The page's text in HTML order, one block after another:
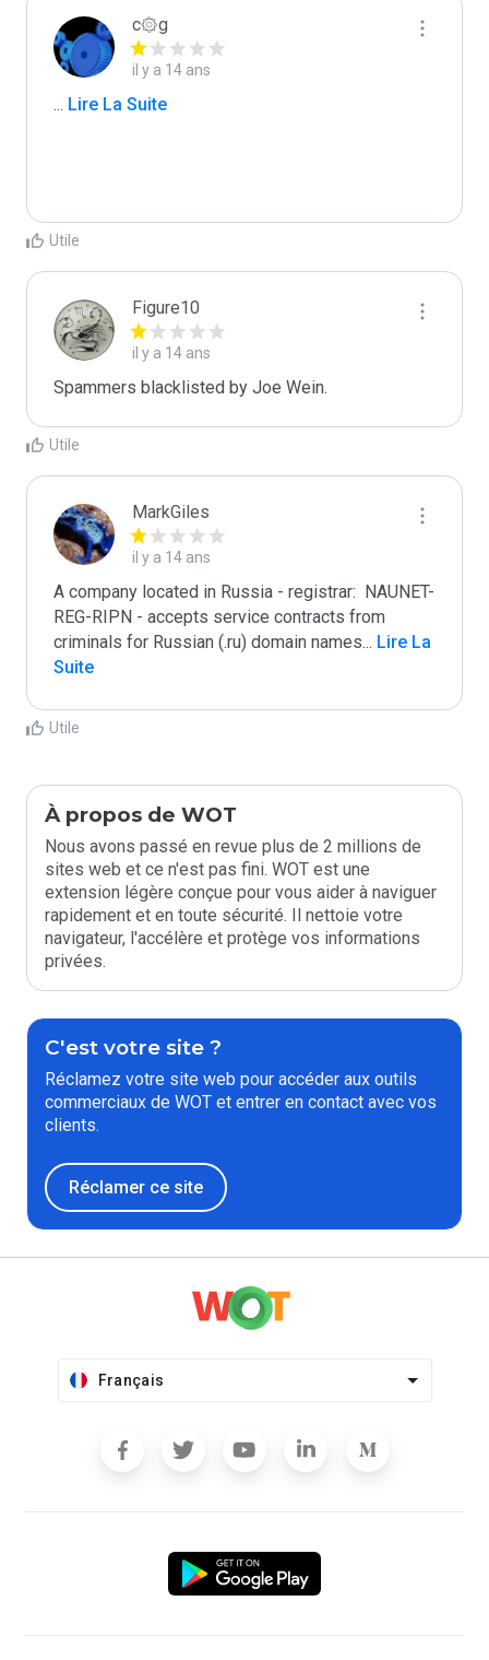
c۞g
il y a 14 ans
... Lire La Suite
Utile
Figure10
il y a 14 ans
Spammers blacklisted by Joe Wein.
Utile
MarkGiles
il y a 14 ans
A company located in Russia - registrar:  NAUNET-
REG-RIPN - accepts service contracts from
criminals for Russian (.ru) domain names... Lire La
Suite
Utile
À propos de WOT
Nous avons passé en revue plus de 2 millions de
sites web et ce n'est pas fini. WOT est une
extension légère conçue pour vous aider à naviguer
rapidement et en toute sécurité. Il nettoie votre
navigateur, l'accélère et protège vos informations
privées.
C'est votre site ?
Réclamez votre site web pour accéder aux outils
commerciaux de WOT et entrer en contact avec vos
clients.
Réclamer ce site
Français